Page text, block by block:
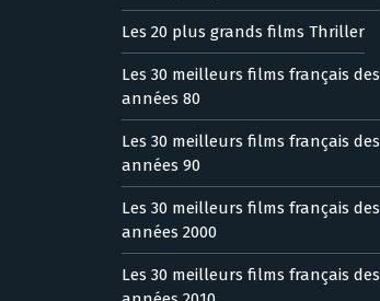
Les 20 plus grands films Thriller
Les 30 meilleurs films français des
années 80
Les 30 meilleurs films français des
années 90
Les 30 meilleurs films français des
années 2000
Les 30 meilleurs films français des